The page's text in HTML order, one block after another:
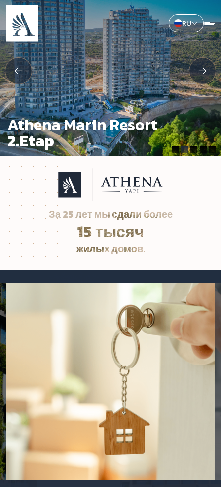
RU
Athena Marin Resort
2.Etap
За 25 лет мы сдали более
15 тысяч
жилых домов.